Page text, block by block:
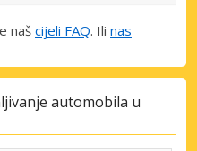
naš cijeli FAQ. Ili nas
automobila u